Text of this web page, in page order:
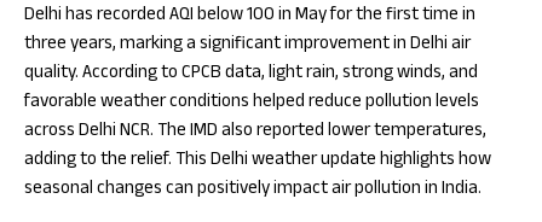
Delhi has recorded AQI below 100 in May for the first time in
three years, marking a significant improvement in Delhi air
quality. According to CPCB data, light rain, strong winds, and
favorable weather conditions helped reduce pollution levels
across Delhi NCR. The IMD also reported lower temperatures,
adding to the relief. This Delhi weather update highlights how
seasonal changes can positively impact air pollution in India.